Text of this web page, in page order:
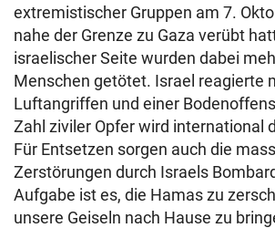
extremistischer Gruppen am 7.
nahe der Grenze zu Gaza verübt
israelischer Seite wurden dabei
Menschen getötet. Israel reagierte
Luftangriffen und einer
Zahl ziviler Opfer wird international
Für Entsetzen sorgen auch die
Zerstörungen durch Israels
Aufgabe ist es, die Hamas zu
unsere Geiseln nach Hause zu